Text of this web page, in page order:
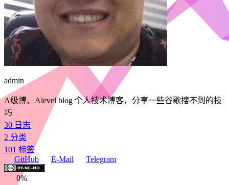
admin
A级博、Alevel blog 个人技术博客，分享一些谷歌搜不到的技
巧
30 日志
2 分类
101 标签
GitHub
E-Mail Telegram
0%